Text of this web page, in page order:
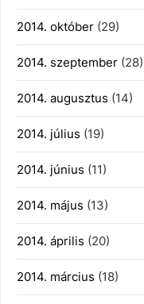
2014. október (29)
2014. szeptember (28)
2014. augusztus (14)
2014. július (19)
2014. június (11)
2014. május (13)
2014. április (20)
2014. március (18)